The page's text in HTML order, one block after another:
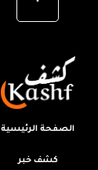
الصفحة الرئيسية
كشف خبر